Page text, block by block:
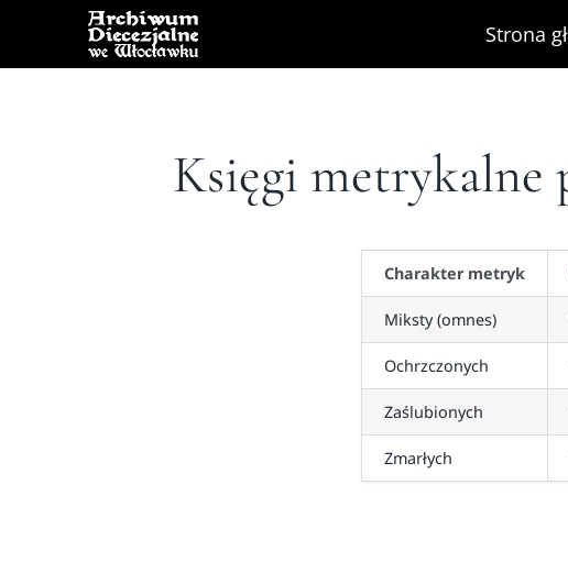
Strona
Księgi metrykalne
Charakter metryk
Miksty (omnes)
Ochrzczonych
Zaślubionych
Zmarłych